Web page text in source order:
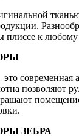
плиссе к любому
современная
позволяют
ЗЕБРА